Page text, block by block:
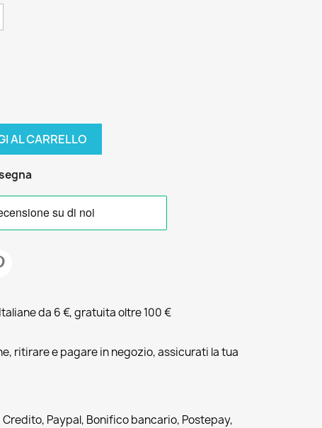
AL CARRELLO
da 6 €, gratuita oltre 100 €
ritirare e pagare in negozio, assicurati la tua
Credito, Paypal, Bonifico bancario, Postepay,